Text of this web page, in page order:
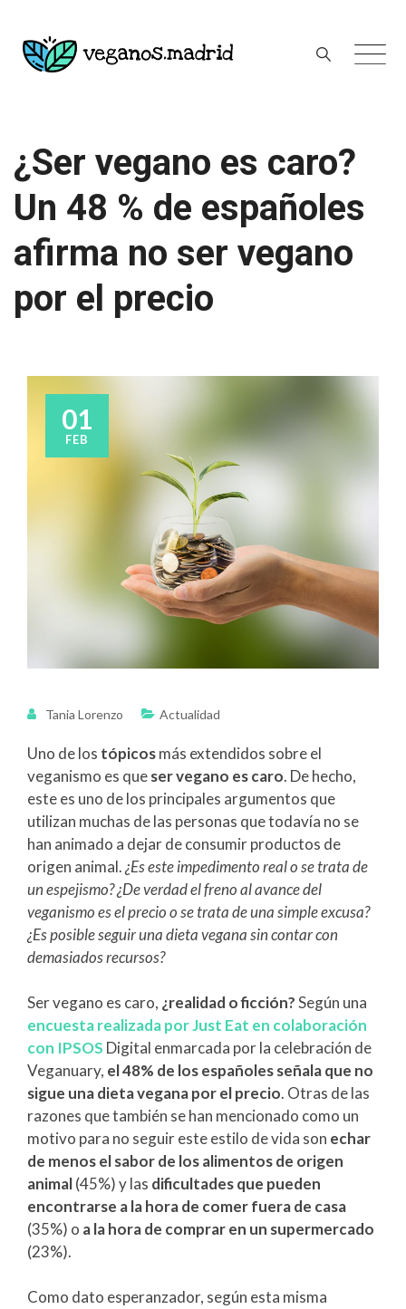
content
¿Ser vegano es caro?
Un 48 % de españoles
afirma no ser vegano
por el precio
01
FEB
Tania Lorenzo Actualidad
Uno de los tópicosmás extendidos sobre el
veganismo es queser vegano es caro. De hecho,
este es uno de los principales argumentos que
utilizan muchas de las personas que todavía no se
han animado a dejar de consumir productos de
origen animal.¿Es este impedimento real o se trata de
un espejismo? ¿De verdad el freno al avance del
veganismo es el precio o se trata de una simple excusa?
¿Es posible seguir una dieta vegana sin contar con
demasiados recursos?
Ser vegano es caro, ¿realidad o ficción?Según una
encuesta realizada por Just Eat en colaboración
con IPSOS Digital enmarcada por la celebración de
Veganuary, el 48% de los españoles señala que no
sigue una dieta vegana por el precio. Otras de las
razones que también se han mencionado como un
motivo para no seguir este estilo de vida son echar
de menos el sabor de los alimentos de origen
animal(45%) y las dificultades que pueden
encontrarse a la hora de comer fuera de casa
(35%) o a la hora de comprar en un supermercado
(23%).
Como dato esperanzador, según esta misma